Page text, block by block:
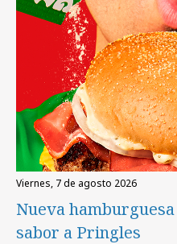
viernes, 7 de agosto 2026
Nueva
sabor a Pringles